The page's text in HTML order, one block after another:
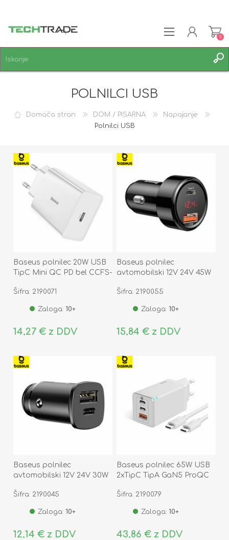
0
POLNILCI USB
Domača stran DOM / PISARNA
Napajanje
Polnilci USB
Baseus polnilec 20W USB
TipC Mini QC PD bel CCFS-
Šifra: 2190071
Zaloga: 10+
14,27 € z DDV
Baseus polnilec
avtomobilski 12V 24V 45W
CCMLC20C-01
Šifra: 2190055
Zaloga: 10+
15,84 € z DDV
Baseus polnilec
avtomobilski 12V 24V 30W
CCALL-AS01
Šifra: 2190045
Zaloga: 10+
12,14 € z DDV
Baseus polnilec 65W USB
2xTipC TipA GaN5 ProQC
Šifra: 2190079
Zaloga: 10+
43,86 € z DDV